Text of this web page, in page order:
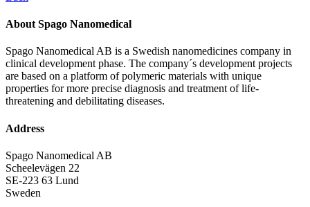
About Spago Nanomedical
Spago Nanomedical AB is a Swedish nanomedicines company in
clinical development phase. The company´s development projects
are based on a platform of polymeric materials with unique
properties for more precise diagnosis and treatment of life-
threatening and debilitating diseases.
Address
Spago Nanomedical AB
Scheelevägen 22
SE-223 63 Lund
Sweden